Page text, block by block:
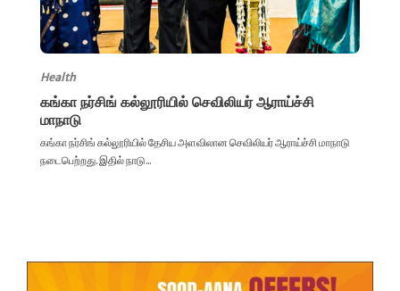
Health
கங்கா நர்சிங் கல்லூரியில் செவிலியர் ஆராய்ச்சி
மாநாடு
கங்கா நர்சிங் கல்லூரியில் தேசிய அளவிலான செவிலியர் ஆராய்ச்சி மாநாடு
நடைபெற்றது. இதில் நாடு...